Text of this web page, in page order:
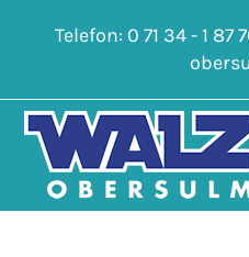
Telefon: 0 71 34 - 1 87